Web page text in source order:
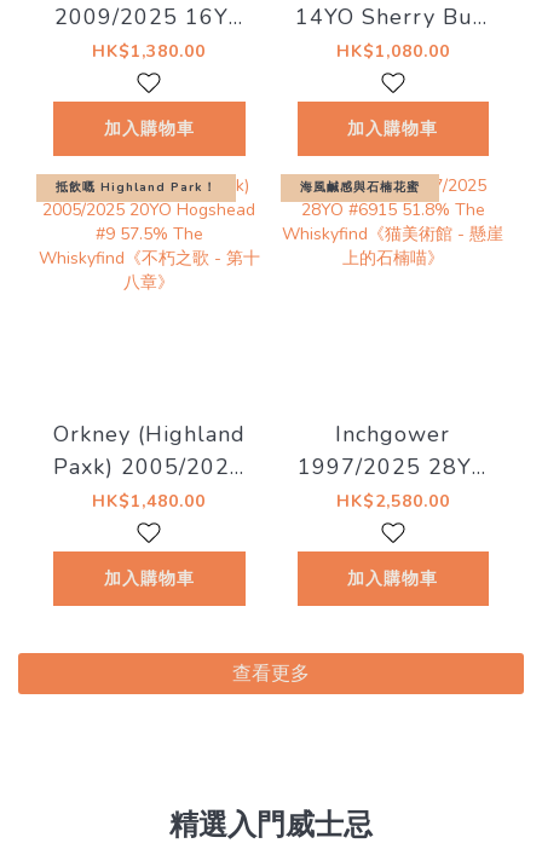
2009/2025 16YO
Rum Barrel
C#3568 53.6%
The
傳 - 花和尚 魯智
深》
HK$1,380.00
加入購物車
14YO Sherry Butt
#5460 56.7% The
Whiskyfind《Bar
Talk - An Tigh
$990
HK$1,080.00
加入購物車
抵飲嘅 Highland Park！
Orkney (Highland
Paxk) 2005/2025
20YO Hogshead
#9 57.5% The
Whiskyfind《不朽
HK$1,480.00
加入購物車
海風鹹感與石楠花蜜
Inchgower
1997/2025 28YO
#6915 51.8% The
Whiskyfind《猫美
術館 - 懸崖上的石
HK$2,580.00
加入購物車
查看更多
精選入門威士忌